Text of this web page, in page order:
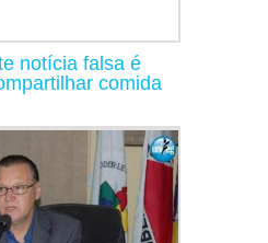
notícia falsa é
comida